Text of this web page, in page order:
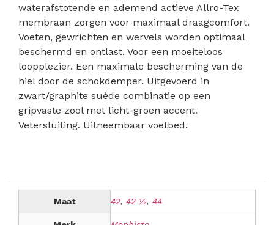
waterafstotende en ademend actieve Allro-Tex
membraan zorgen voor maximaal draagcomfort.
Voeten, gewrichten en wervels worden optimaal
beschermd en ontlast. Voor een moeiteloos
loopplezier. Een maximale bescherming van de
hiel door de schokdemper. Uitgevoerd in
zwart/graphite suède combinatie op een
gripvaste zool met licht-groen accent.
Vetersluiting. Uitneembaar voetbed.
Maat 42, 42 ½, 44